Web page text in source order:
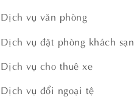
Dịch vụ văn phòng
Dịch vụ đặt phòng khách sạn
Dịch vụ cho thuê xe
Dịch vụ đổi ngoại tệ